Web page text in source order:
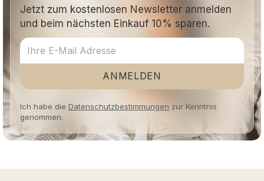
Jetzt zum kostenlosen Newsletter anmelden
und beim nächsten Einkauf 10% sparen.
ANMELDEN
Ich habe die Datenschutzbestimmungen zur Kenntnis
genommen.